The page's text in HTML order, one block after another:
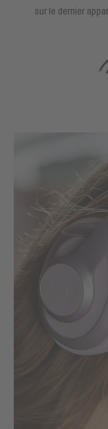
sur le dernier